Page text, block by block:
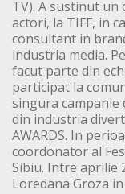
TV). A sustinut
actori, la TIFF, in
consultant in
industria media.
facut parte din
participat la
singura
din industria
AWARDS. In
coordonator al
Sibiu. Intre aprilie
Loredana Groza